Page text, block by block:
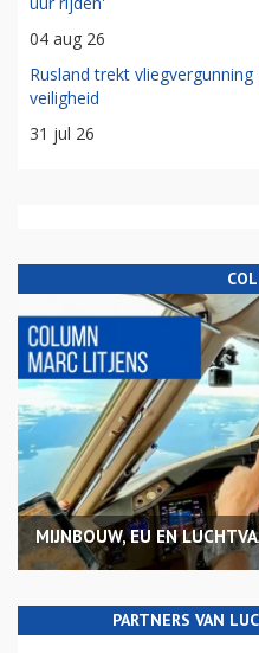
04 aug 26
Rusland trekt
veiligheid
31 jul 26
MIJNBOUW, EU EN
PARTNERS VAN